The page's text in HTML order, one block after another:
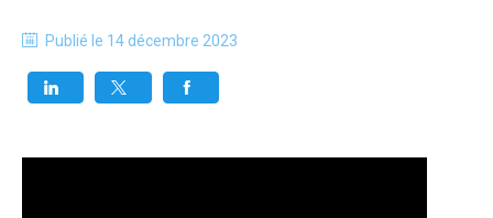
Publié le 14 décembre 2023